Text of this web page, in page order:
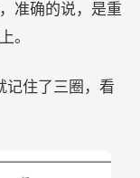
准确的说，是重
。
记住了三圈，看